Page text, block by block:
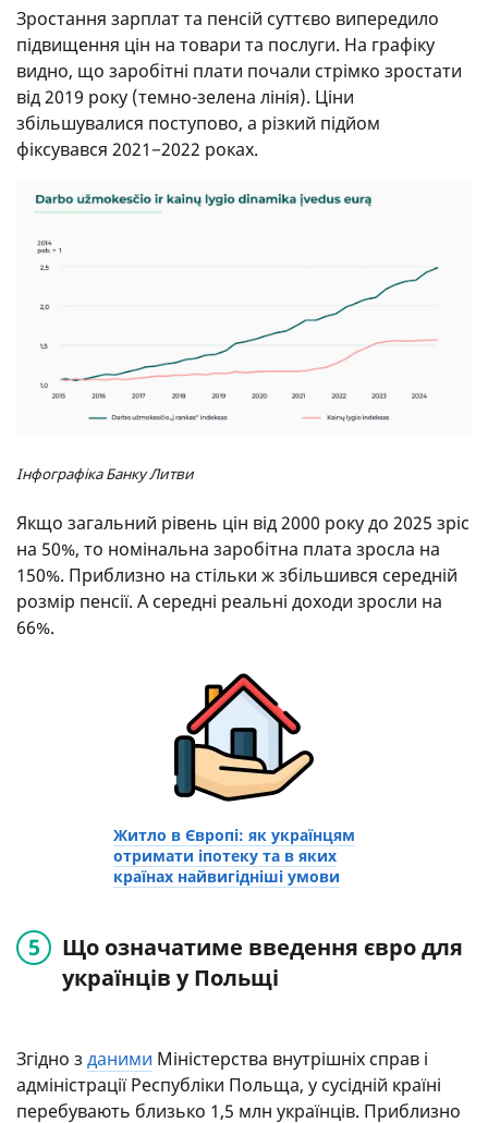
Зростання зарплат та пенсій суттєво випередило
підвищення цін на товари та послуги. На графіку
видно, що заробітні плати почали стрімко зростати
від 2019 року (темно-зелена лінія). Ціни
збільшувалися поступово, а різкий підйом
фіксувався 2021−2022 роках.
Інфографіка Банку Литви
Якщо загальний рівень цін від 2000 року до 2025 зріс
на 50%, то номінальна заробітна плата зросла на
150%. Приблизно на стільки ж збільшився середній
розмір пенсії. А середні реальні доходи зросли на
66%.
Житло в Європі: як українцям
отримати іпотеку та в яких
країнах найвигідніші умови
Що означатиме введення євро для
українців у Польщі
Згідно з даними Міністерства внутрішніх справ і
адміністрації Республіки Польща, у сусідній країні
перебувають близько 1,5 млн українців. Приблизно